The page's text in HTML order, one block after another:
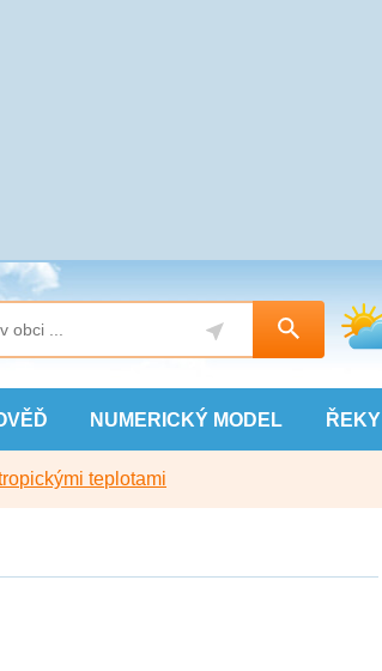
NUMERICKÝ MODEL ŘEKY
teplotami